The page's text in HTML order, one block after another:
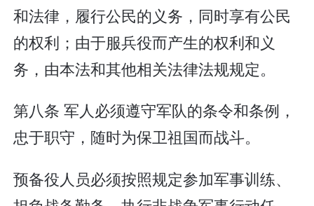
和法律，履行公民的义务，同时享有公民
的权利；由于服兵役而产生的权利和义
务，由本法和其他相关法律法规规定。
第八条 军人必须遵守军队的条令和条例，
忠于职守，随时为保卫祖国而战斗。
预备役人员必须按照规定参加军事训练、